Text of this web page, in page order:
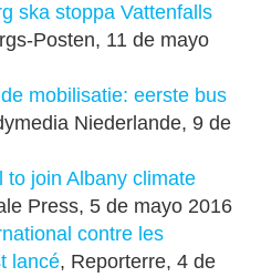
ska stoppa Vattenfalls
Posten, 11 de mayo
mobilisatie: eerste bus
Niederlande, 9 de
to join Albany climate
Press, 5 de mayo 2016
contre les
lancé, Reporterre, 4 de